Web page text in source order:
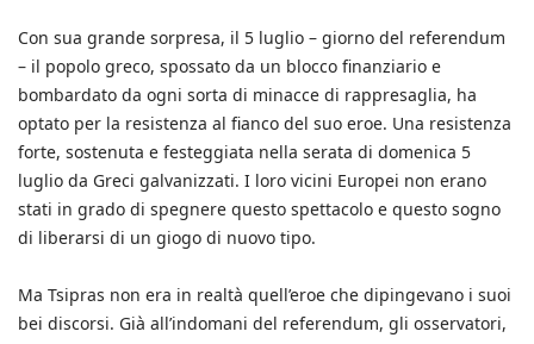
Con sua grande sorpresa, il 5 luglio – giorno del referendum
– il popolo greco, spossato da un blocco finanziario e
bombardato da ogni sorta di minacce di rappresaglia, ha
optato per la resistenza al fianco del suo eroe. Una resistenza
forte, sostenuta e festeggiata nella serata di domenica 5
luglio da Greci galvanizzati. I loro vicini Europei non erano
stati in grado di spegnere questo spettacolo e questo sogno
di liberarsi di un giogo di nuovo tipo.
Ma Tsipras non era in realtà quell’eroe che dipingevano i suoi
bei discorsi. Già all’indomani del referendum, gli osservatori,